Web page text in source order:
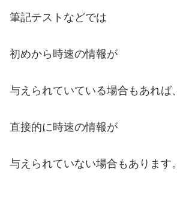
筆記テストなどでは
初めから時速の情報が
与えられていている場合もあれば、
直接的に時速の情報が
与えられていない場合もあります。